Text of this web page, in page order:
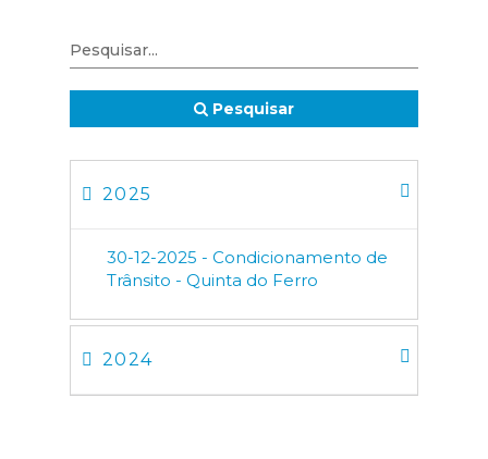
Pesquisar
2025
30-12-2025 - Condicionamento de
Trânsito - Quinta do Ferro
2024